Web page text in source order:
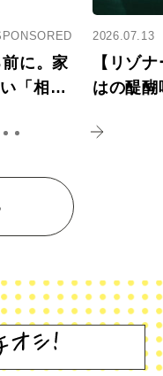
に。家
「相続
2026.07.13
【リゾ
はの醍